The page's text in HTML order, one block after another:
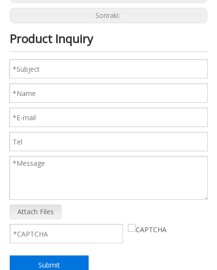
Sonraki:
Product Inquiry
Attach Files
Submit